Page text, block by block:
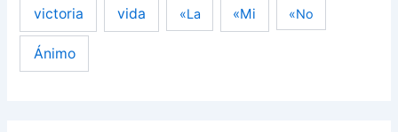
victoria vida «La «Mi «No
Ánimo